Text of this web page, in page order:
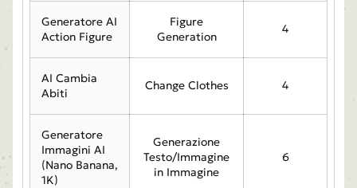
Generatore AI
Action Figure
Figure
Generation
4
AI Cambia
Abiti
Change Clothes 4
Generatore
Immagini AI
(Nano Banana,
1K)
Generazione
Testo/Immagine
in Immagine
6